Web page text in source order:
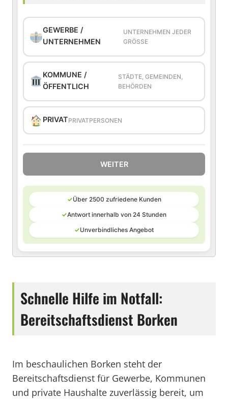
GEWERBE /
UNTERNEHMEN
UNTERNEHMEN JEDER
GRÖSSE
KOMMUNE /
ÖFFENTLICH
STÄDTE, GEMEINDEN,
BEHÖRDEN
PRIVATPRIVATPERSONEN
WEITER
✓Über 2500 zufriedene Kunden
✓Antwort innerhalb von 24 Stunden
✓Unverbindliches Angebot
Schnelle Hilfe im Notfall:
Bereitschaftsdienst Borken
Im beschaulichen Borken steht der
Bereitschaftsdienst für Gewerbe, Kommunen
und private Haushalte zuverlässig bereit, um